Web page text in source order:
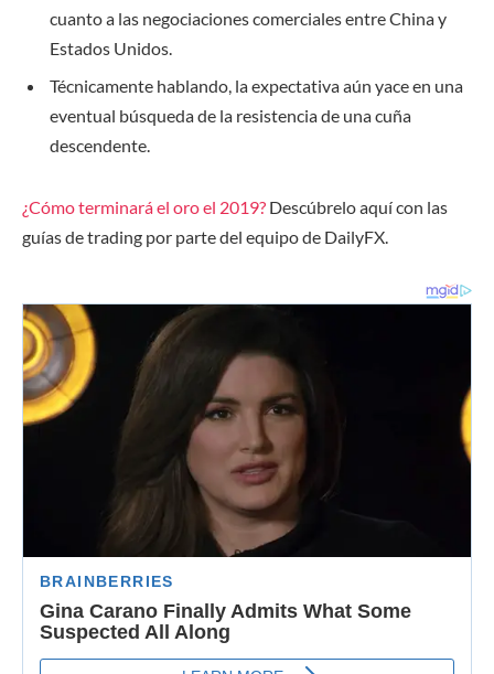
cuanto a las negociaciones comerciales entre China y
Estados Unidos.
Técnicamente hablando, la expectativa aún yace en una
eventual búsqueda de la resistencia de una cuña
descendente.
¿Cómo terminaráel oroel 2019? Descúbrelo aquí con las
guías de trading por parte del equipo de DailyFX.